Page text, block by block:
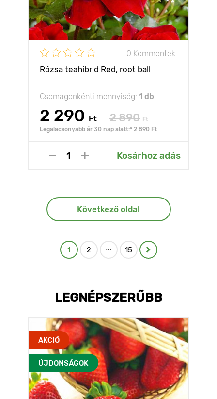
0 Kommentek
Rózsa teahibrid Red, root ball
Csomagonkénti mennyiség: 1 db
2 290 Ft 2 890 Ft
Legalacsonyabb ár 30 nap alatt:* 2 890 Ft
Kosárhoz adás
Következő oldal
1 2 ... 15
LEGNÉPSZERŰBB
AKCIÓ
ÚJDONSÁGOK